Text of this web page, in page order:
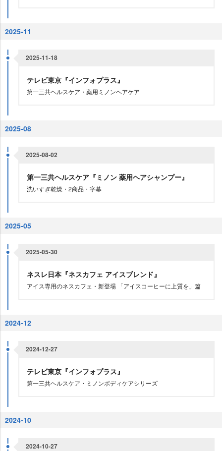
2025-11
2025-11-18
テレビ東京『インフォプラス』
第一三共ヘルスケア・薬用ミノンヘアケア
2025-08
2025-08-02
第一三共ヘルスケア『ミノン 薬用ヘアシャンプー』
洗いすぎ乾燥・2商品・字幕
2025-05
2025-05-30
ネスレ日本『ネスカフェ アイスブレンド』
アイス専用のネスカフェ・新登場 「アイスコーヒーに上質を」篇
2024-12
2024-12-27
テレビ東京『インフォプラス』
第一三共ヘルスケア・ミノンボディケアシリーズ
2024-10
2024-10-27